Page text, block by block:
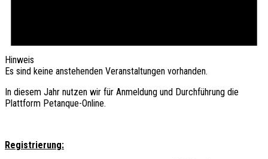
Hinweis
Es sind keine anstehenden Veranstaltungen vorhanden.
In diesem Jahr nutzen wir für Anmeldung und Durchführung die
Plattform Petanque-Online.
Registrierung: